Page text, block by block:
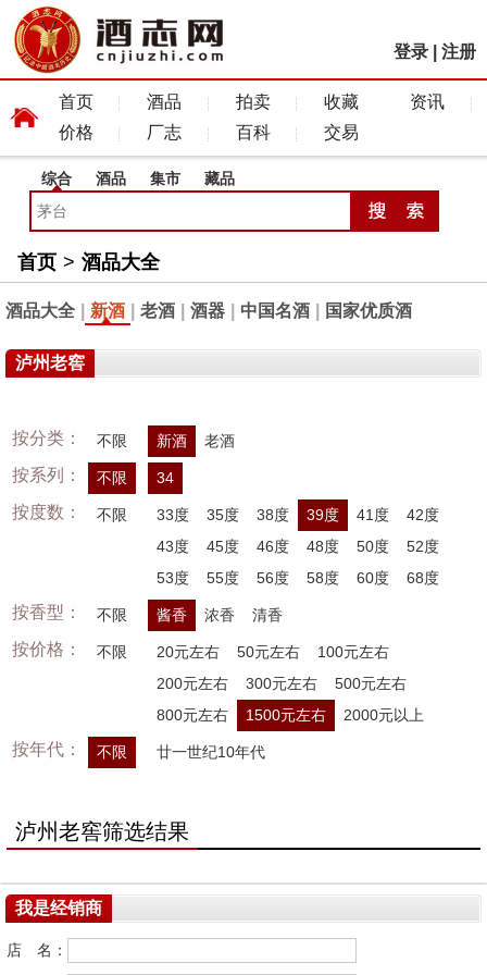
登录 注册
首页 酒品 拍卖 收藏
资讯
价格
厂志 百科 交易
综合 酒品 集市 藏品
首页 > 酒品大全
酒品大全 新酒 老酒 酒器 中国名酒 国家优质酒
泸州老窖
按分类： 不限 新酒 老酒
按系列： 不限 34
按度数： 不限 33度 35度 38度 39度 41度
42度
43度
45度 46度 48度 50度
52度
53度
55度 56度 58度 60度 68度
按香型： 不限 酱香 浓香 清香
按价格： 不限 20元左右 50元左右
100元左右
200元左右
300元左右
500元左右
800元左右
1500元左右 2000元以上
按年代： 不限 廿一世纪10年代
泸州老窖筛选结果
我是经销商
店 名：